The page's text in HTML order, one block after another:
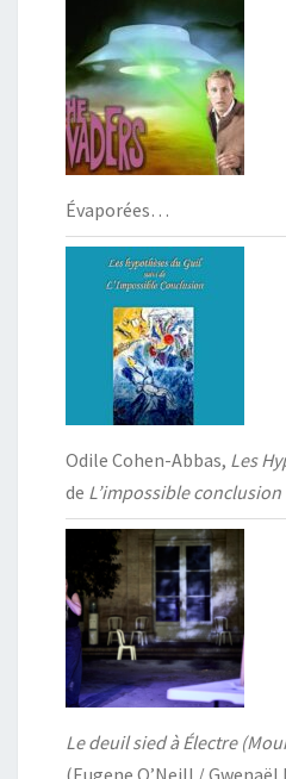
Évaporées…
Odile Cohen-Abbas, Les
de L’impossible conclusion
Le deuil sied à Électre